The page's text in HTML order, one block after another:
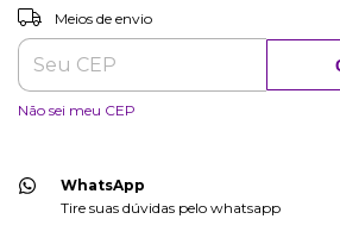
Entregas para o CEP:
Meios de envio
Não sei meu CEP
WhatsApp
Tire suas dúvidas pelo whatsapp